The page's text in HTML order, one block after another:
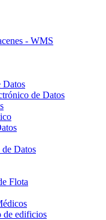
- WMS
Datos
de Datos
de Datos
Flota
de edificios